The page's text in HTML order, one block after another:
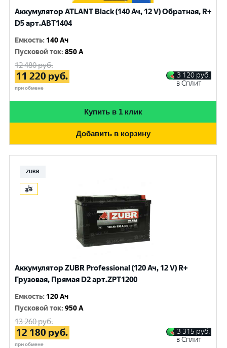
Аккумулятор ATLANT Black (140 Ач, 12 V) Обратная, R+
D5 арт.ABT1404
Емкость: 140 Ач
Пусковой ток:850 A
12 480руб.
11 220 руб.
при обмене
3 120 руб.
в Сплит
Купить в 1 клик
Добавить в корзину
ZUBR
Аккумулятор ZUBR Professional (120 Ач, 12 V) R+
Грузовая, Прямая D2 арт.ZPT1200
Емкость: 120 Ач
Пусковой ток:950 A
13 260руб.
12 180 руб.
при обмене
3 315 руб.
в Сплит